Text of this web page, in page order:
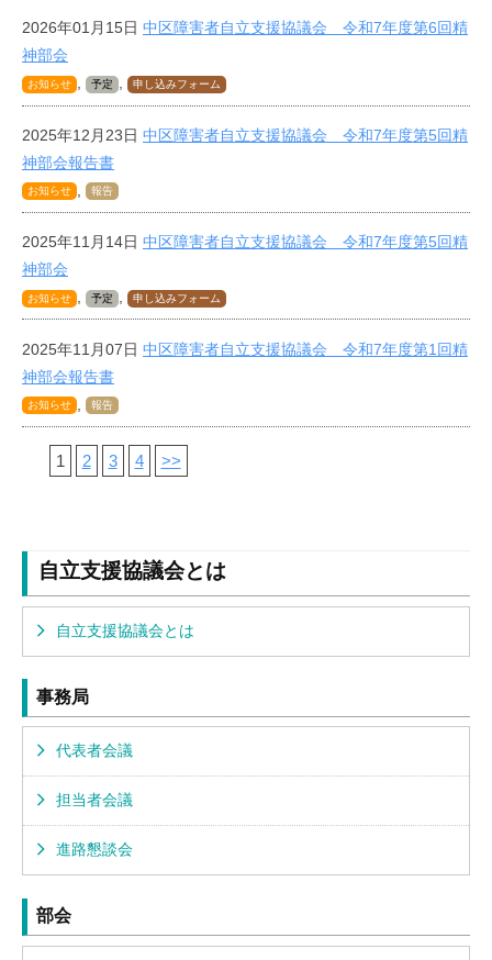
2026年01月15日 中区障害者自立支援協議会 令和7年度第6回精
神部会
お知らせ , 予定 , 申し込みフォーム
2025年12月23日 中区障害者自立支援協議会 令和7年度第5回精
神部会報告書
お知らせ , 報告
2025年11月14日 中区障害者自立支援協議会 令和7年度第5回精
神部会
お知らせ , 予定 , 申し込みフォーム
2025年11月07日 中区障害者自立支援協議会 令和7年度第1回精
神部会報告書
お知らせ , 報告
1 2 3 4 >>
自立支援協議会とは
自立支援協議会とは
事務局
代表者会議
担当者会議
進路懇談会
部会